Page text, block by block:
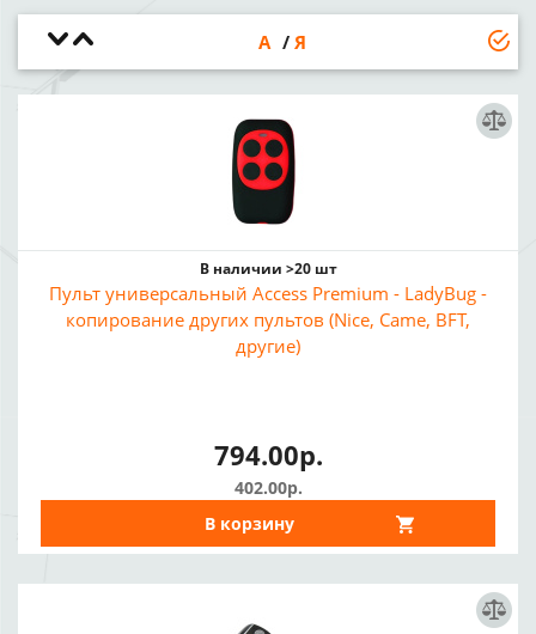
А Я
В наличии >20 шт
Пульт универсальный Access Premium - LadyBug -
копирование других пультов (Nice, Came, BFT,
другие)
794.00р.
402.00р.
В корзину